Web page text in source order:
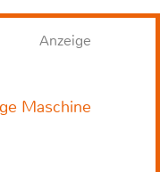
Anzeige
Maschine